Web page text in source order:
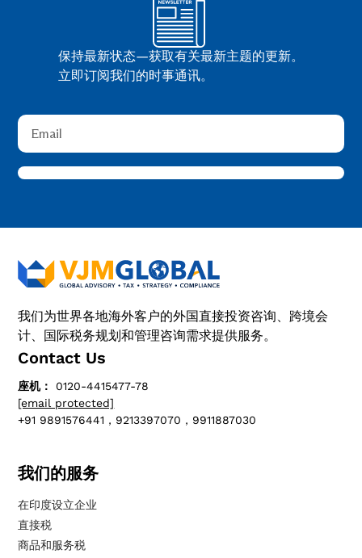
保持最新状态—获取有关最新主题的更新。
立即订阅我们的时事通讯。
我们为世界各地海外客户的外国直接投资咨询、跨境会
计、国际税务规划和管理咨询需求提供服务。
Contact Us
座机：
0120-4415477-78
[email protected]
+91 9891576441，9213397070，9911887030
我们的服务
在印度设立企业
直接税
商品和服务税